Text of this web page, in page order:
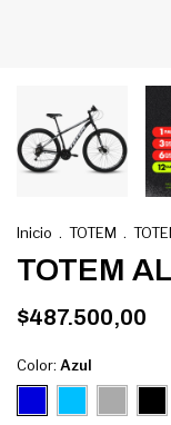
Inicio . TOTEM .
TOTEM
$487.500,00
Color: Azul